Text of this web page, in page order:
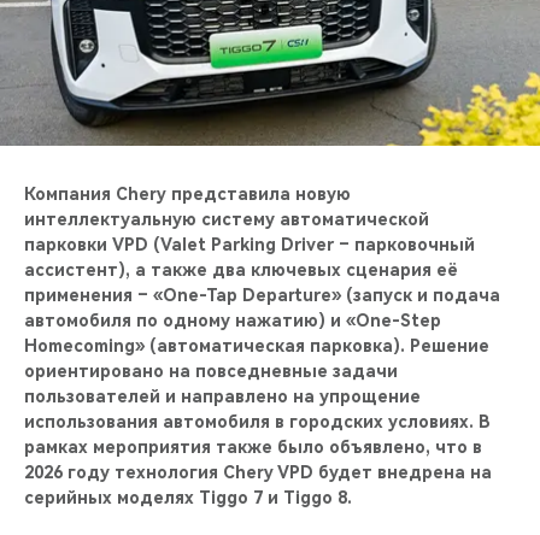
CHERY И СПОРТ
НАШИ МЕРОПРИЯТИЯ
ВИДЕООБЗОРЫ
CHERY ДЛЯ ДЕТЕЙ
Компания Chery представила новую
интеллектуальную систему автоматической
парковки VPD (Valet Parking Driver – парковочный
ассистент), а также два ключевых сценария её
применения – «One-Tap Departure» (запуск и подача
автомобиля по одному нажатию) и «One-Step
Homecoming» (автоматическая парковка). Решение
ориентировано на повседневные задачи
пользователей и направлено на упрощение
использования автомобиля в городских условиях. В
рамках мероприятия также было объявлено, что в
2026 году технология Chery VPD будет внедрена на
серийных моделях Tiggo 7 и Tiggo 8.